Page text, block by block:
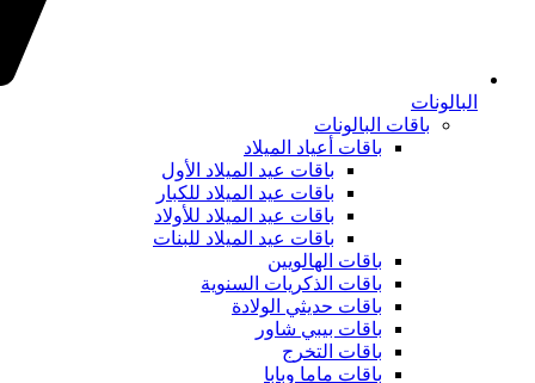
البالونات
باقات البالونات
باقات أعياد الميلاد
باقات عيد الميلاد الأول
باقات عيد الميلاد للكبار
باقات عيد الميلاد للأولاد
باقات عيد الميلاد للبنات
باقات الهالويين
باقات الذكريات السنوية
باقات حديثي الولادة
باقات بيبي شاور
باقات التخرج
باقات ماما وبابا